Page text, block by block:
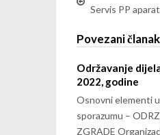
Servis PP
Povezani članak
Održavanje
2022, godine
Osnovni elementi
sporazumu –
ZGRADE